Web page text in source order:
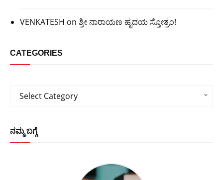
VENKATESH on ಶ್ರೀ ನಾರಾಯಣ ಹೃದಯ ಸ್ತೋತ್ರಂ!
CATEGORIES
Categories
Select Category
ನಮ್ಮ ಬಗ್ಗೆ